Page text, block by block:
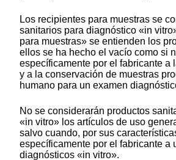
Los recipientes para muestras se
sanitarios para diagnóstico «in
para muestras» se entienden los
ellos se ha hecho el vacío como si
específicamente por el fabricante a
y a la conservación de muestras
humano para un examen
No se considerarán productos
«in vitro» los artículos de uso
salvo cuando, por sus
específicamente por el fabricante a
diagnósticos «in vitro».